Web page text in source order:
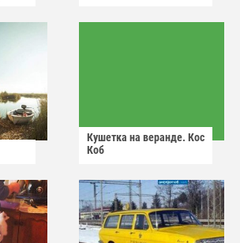
Кушетка на веранде. Кос
Коб